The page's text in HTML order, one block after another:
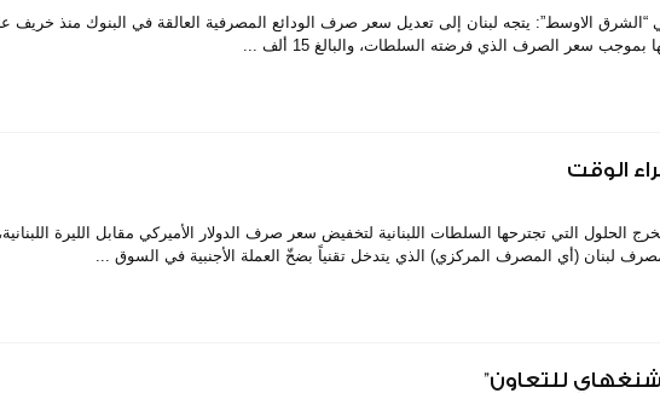
الوقت
الحلول التي تجترحها السلطات اللبنانية لتخفيض سعر صرف الدولار الأميركي مقابل الليرة
لبنان (أي المصرف المركزي) الذي يتدخل تقنياً بضخّ العملة الأجنبية في السوق ...
للتعاون”